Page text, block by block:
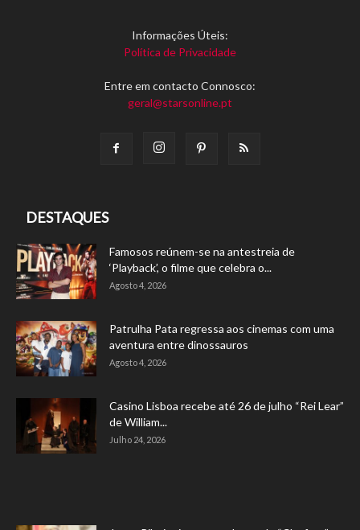
Informações Úteis:
Política de Privacidade
Entre em contacto Connosco:
geral@starsonline.pt
DESTAQUES
Famosos reúnem-se na antestreia de
‘Playback’, o filme que celebra o...
Agosto 4, 2026
Patrulha Pata regressa aos cinemas com uma
aventura entre dinossauros
Agosto 4, 2026
Casino Lisboa recebe até 26 de julho “Rei Lear”
de William...
Julho 24, 2026